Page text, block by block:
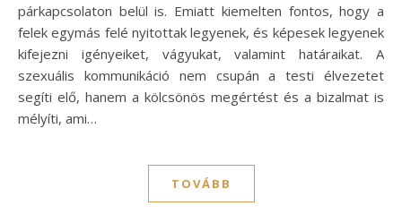
párkapcsolaton belül is. Emiatt kiemelten fontos, hogy a
felek egymás felé nyitottak legyenek, és képesek legyenek
kifejezni igényeiket, vágyukat, valamint határaikat. A
szexuális kommunikáció nem csupán a testi élvezetet
segíti elő, hanem a kölcsönös megértést és a bizalmat is
mélyíti, ami…
TOVÁBB